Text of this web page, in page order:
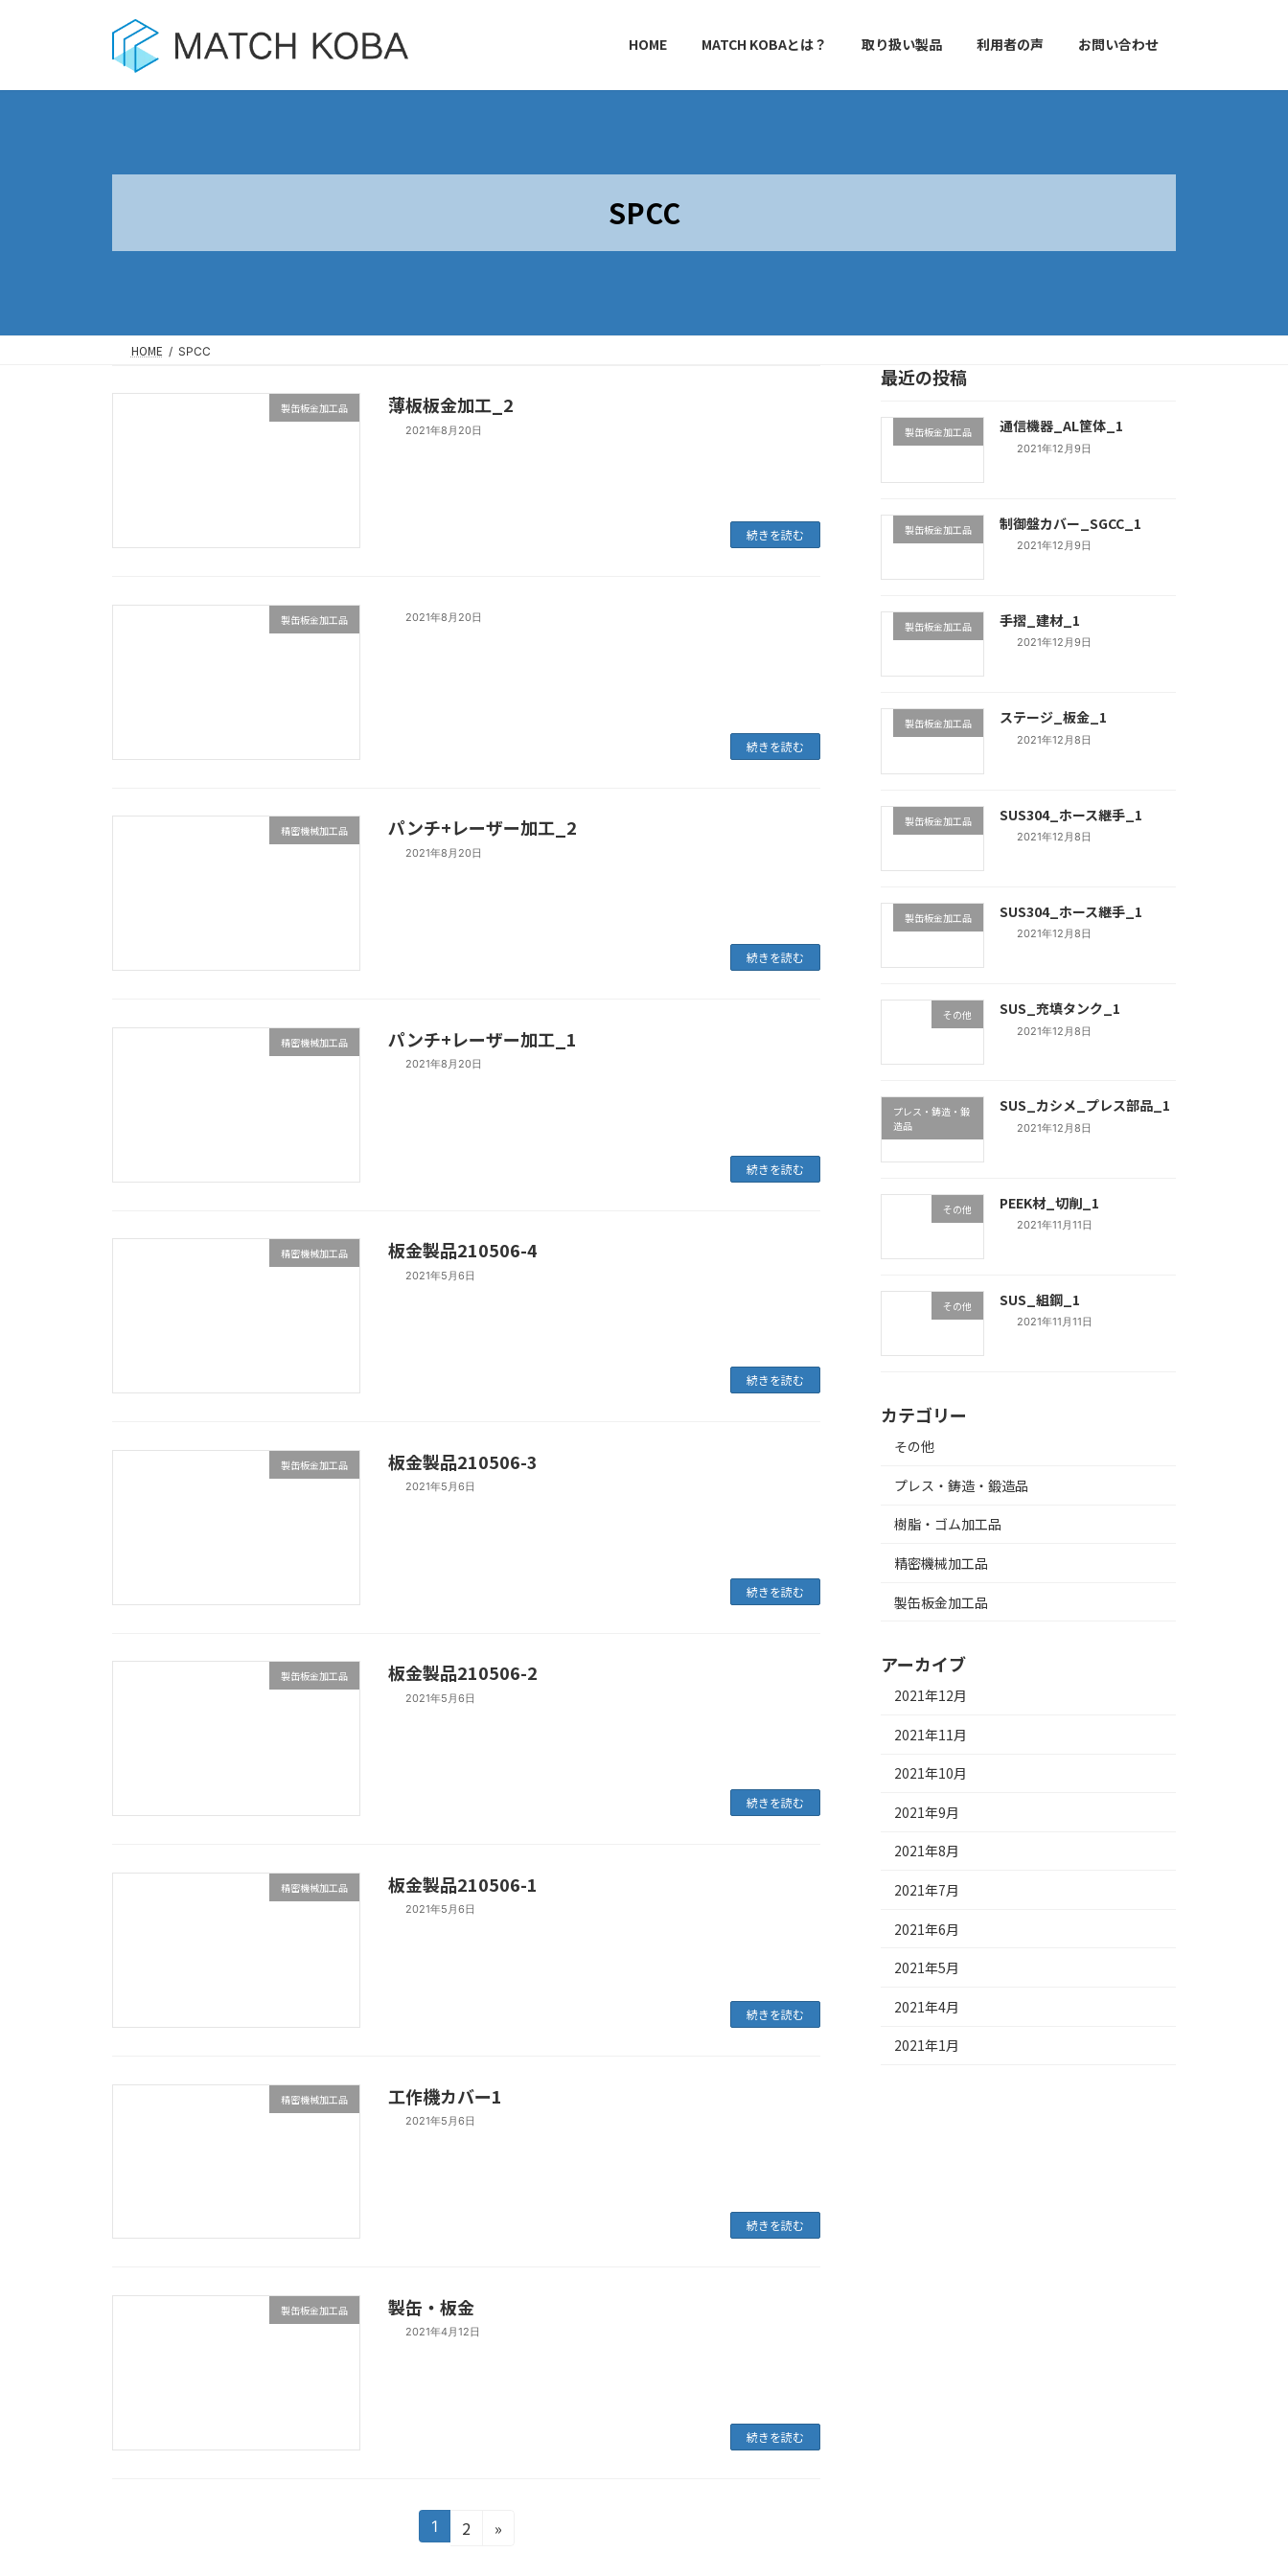
HOME MATCH KOBAとは？ 取り扱い製品 利用者の声 お問い合わせ
SPCC
HOME SPCC
製缶板金加工品 薄板板金加工_2
2021年8月20日
続きを読む
製缶板金加工品 2021年8月20日
続きを読む
精密機械加工品 パンチ+レーザー加工_2
2021年8月20日
続きを読む
精密機械加工品 パンチ+レーザー加工_1
2021年8月20日
続きを読む
精密機械加工品 板金製品210506-4
2021年5月6日
続きを読む
製缶板金加工品 板金製品210506-3
2021年5月6日
続きを読む
製缶板金加工品 板金製品210506-2
2021年5月6日
続きを読む
精密機械加工品 板金製品210506-1
2021年5月6日
続きを読む
精密機械加工品 工作機カバー1
2021年5月6日
続きを読む
製缶板金加工品 製缶・板金
2021年4月12日
続きを読む
固
定
1
固
2 »
最近の投稿
製缶板金加工品 通信機器_AL筐体_1
2021年12月9日
製缶板金加工品 制御盤カバー_SGCC_1
2021年12月9日
製缶板金加工品 手摺_建材_1
2021年12月9日
製缶板金加工品 ステージ_板金_1
2021年12月8日
製缶板金加工品 SUS304_ホース継手_1
2021年12月8日
製缶板金加工品 SUS304_ホース継手_1
2021年12月8日
その他 SUS_充填タンク_1
2021年12月8日
プレス・鋳造・鍛
造品
SUS_カシメ_プレス部品_1
2021年12月8日
その他 PEEK材_切削_1
2021年11月11日
その他 SUS_組鋼_1
2021年11月11日
カテゴリー
その他
プレス・鋳造・鍛造品
樹脂・ゴム加工品
精密機械加工品
製缶板金加工品
アーカイブ
2021年12月
2021年11月
2021年10月
2021年9月
2021年8月
2021年7月
2021年6月
2021年5月
2021年4月
2021年1月